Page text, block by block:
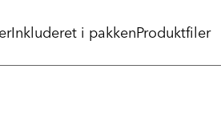
Inkluderet i pakkenProduktfiler